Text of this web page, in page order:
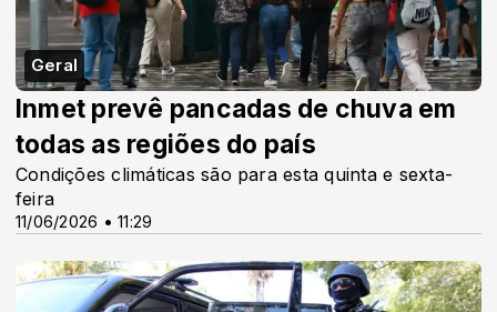
Geral
11/06/2026 • 11:29
Inmet prevê pancadas de chuva em
todas as regiões do país
Condições climáticas são para esta quinta e sexta-
feira